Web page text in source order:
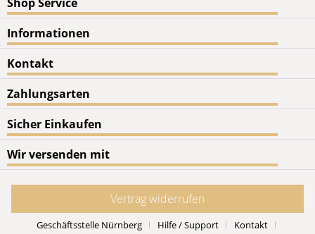
Informationen
Kontakt
Zahlungsarten
Sicher Einkaufen
Wir versenden mit
Vertrag widerrufen
Geschäftsstelle Nürnberg Hilfe / Support Kontakt